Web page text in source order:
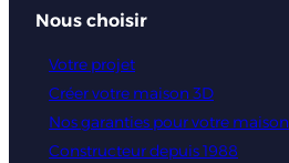
Nous choisir
Votre projet
Créer votre maison 3D
Nos garanties pour votre maison
Constructeur depuis 1988